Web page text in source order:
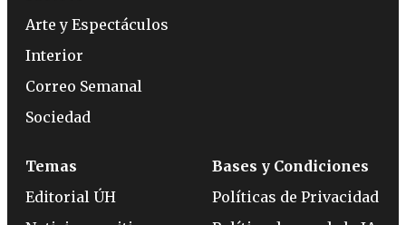
Arte y Espectáculos
Interior
Correo Semanal
Sociedad
Temas
Editorial ÚH
Bases y Condiciones
Políticas de Privacidad